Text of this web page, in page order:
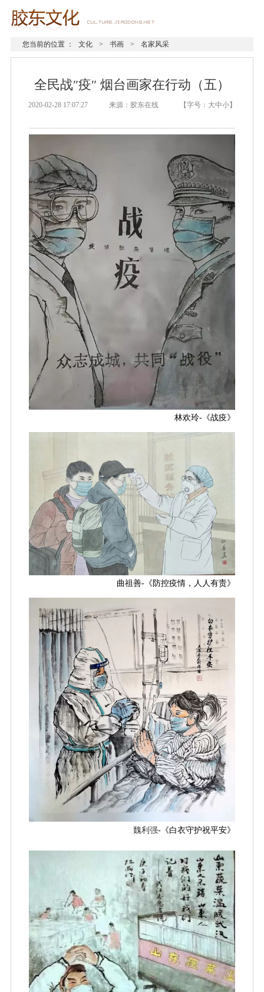
您当前的位置 ： 文化 > 书画 > 名家风采
全民战″疫″ 烟台画家在行动（五）
2020-02-28 17:07:27 来源：胶东在线 【字号： 大中小】
林欢玲-《战疫》
曲祖善-《防控疫情，人人有责》
魏利强-《白衣守护祝平安》